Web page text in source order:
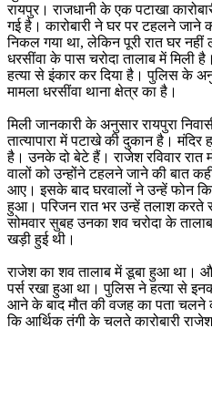
रायपुर। राजधानी के एक पटाखा
गई है। कारोबारी ने घर पर टहलने
निकल गया था, लेकिन पूरी रात घर नहीं
धरसींवा के पास चरोदा तालाब में मिली
हत्या से इंकार कर दिया है। पुलिस के
मामला धरसींवा थाना क्षेत्र का है।
मिली जानकारी के अनुसार रायपुरा
तात्यापारा में पटाखे की दुकान है। मंदिर
है। उनके दो बेटे हैं। राजेश रविवार
वालों को उन्होंने टहलने जाने की बात
आए। इसके बाद घरवालों ने उन्हें फोन
हुआ। परिजन रात भर उन्हें तलाश करते
सोमवार सुबह उनका शव चरोदा के
खड़ी हुई थी।
राजेश का शव तालाब में डूबा हुआ था।
पर्स रखा हुआ था। पुलिस ने हत्या से
आने के बाद मौत की वजह का पता
कि आर्थिक तंगी के चलते कारोबारी